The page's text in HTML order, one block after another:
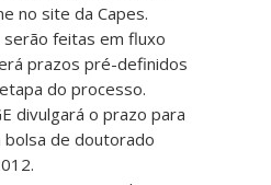
no site da Capes.
serão feitas em fluxo
prazos pré-definidos
do processo.
divulgará o prazo para
bolsa de doutorado